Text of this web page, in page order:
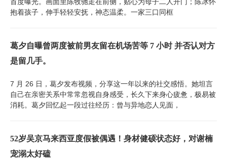
抱着孩子，伸手轻轻安抚，神态温柔。一家三口同框
葛夕自曝曾两度被前男友留在机场苦等 7 小时 并否认对方
是留几手。
7 月 26 日，葛夕发布视频，分享这一年以来的社交感悟。她坦言
自己在亲密关系中常常忽视自身感受，长久下来身心疲惫，极易被
消耗。葛夕回忆起一段过往经历：曾与异地恋人见面，
52岁吴京马来西亚度假被偶遇！身材健硕状态好，对谢楠
宠溺太好磕